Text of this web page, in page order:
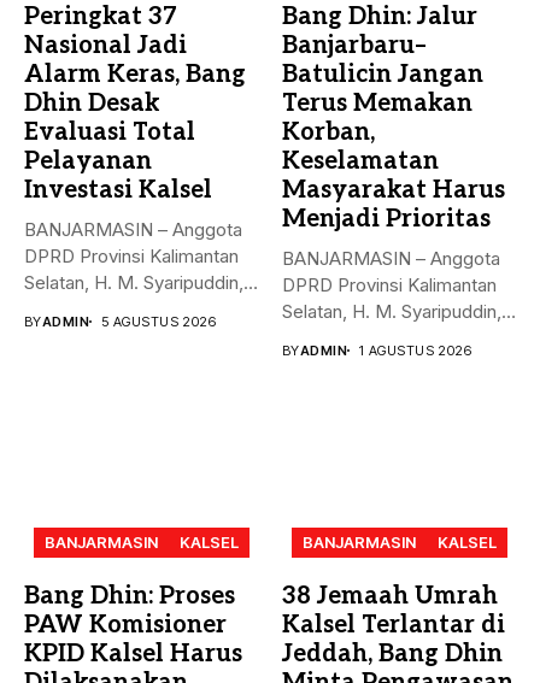
Peringkat 37
Nasional Jadi
Alarm Keras, Bang
Dhin Desak
Evaluasi Total
Pelayanan
Investasi Kalsel
BANJARMASIN – Anggota
DPRD Provinsi Kalimantan
Selatan, H. M. Syaripuddin,
BYADMIN 5 AGUSTUS 2026
Bang Dhin: Jalur
Banjarbaru–
Batulicin Jangan
Terus Memakan
Korban,
Keselamatan
Masyarakat Harus
Menjadi Prioritas
BANJARMASIN – Anggota
DPRD Provinsi Kalimantan
Selatan, H. M. Syaripuddin,
BYADMIN 1 AGUSTUS 2026
BANJARMASIN KALSEL
Bang Dhin: Proses
PAW Komisioner
KPID Kalsel Harus
BANJARMASIN KALSEL
38 Jemaah Umrah
Kalsel Terlantar di
Jeddah, Bang Dhin